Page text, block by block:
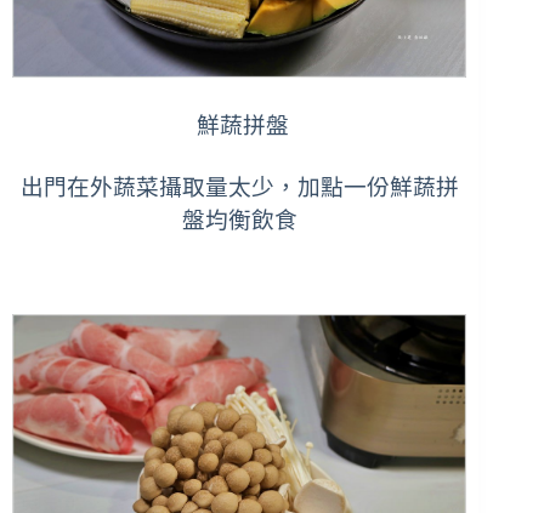
鮮蔬拼盤
出門在外蔬菜攝取量太少，加點一份鮮蔬拼
盤均衡飲食